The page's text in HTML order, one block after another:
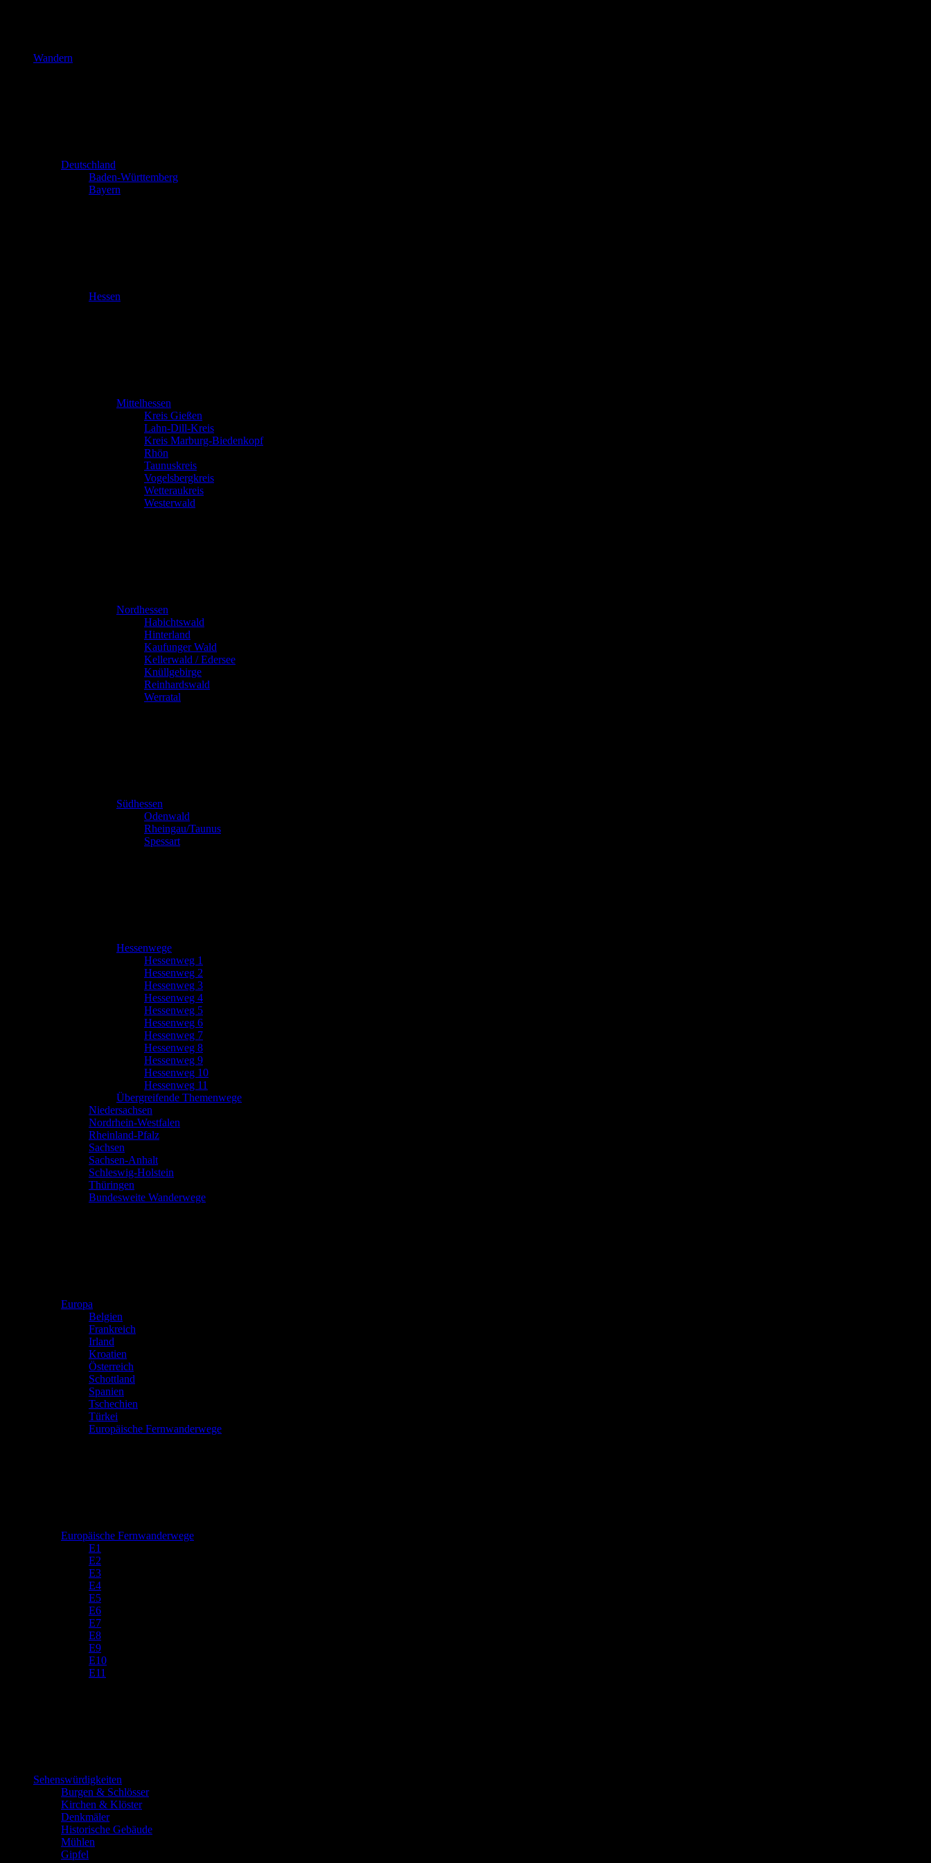
Wandern
Deutschland
Baden-Württemberg
Bayern
Hessen
Mittelhessen
Kreis Gießen
Lahn-Dill-Kreis
Kreis Marburg-Biedenkopf
Rhön
Taunuskreis
Vogelsbergkreis
Wetteraukreis
Westerwald
Nordhessen
Habichtswald
Hinterland
Kaufunger Wald
Kellerwald / Edersee
Knüllgebirge
Reinhardswald
Werratal
Südhessen
Odenwald
Rheingau/Taunus
Spessart
Hessenwege
Hessenweg 1
Hessenweg 2
Hessenweg 3
Hessenweg 4
Hessenweg 5
Hessenweg 6
Hessenweg 7
Hessenweg 8
Hessenweg 9
Hessenweg 10
Hessenweg 11
Übergreifende Themenwege
Niedersachsen
Nordrhein-Westfalen
Rheinland-Pfalz
Sachsen
Sachsen-Anhalt
Schleswig-Holstein
Thüringen
Bundesweite Wanderwege
Europa
Belgien
Frankreich
Irland
Kroatien
Österreich
Schottland
Spanien
Tschechien
Türkei
Europäische Fernwanderwege
Europäische Fernwanderwege
E1
E2
E3
E4
E5
E6
E7
E8
E9
E10
E11
Sehenswürdigkeiten
Burgen & Schlösser
Kirchen & Klöster
Denkmäler
Historische Gebäude
Mühlen
Gipfel